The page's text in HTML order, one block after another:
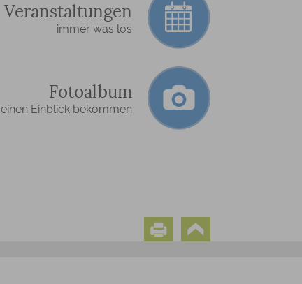
Veranstaltungen
immer was los
Fotoalbum
einen Einblick bekommen